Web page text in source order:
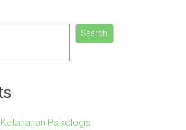
Search
Psikologis